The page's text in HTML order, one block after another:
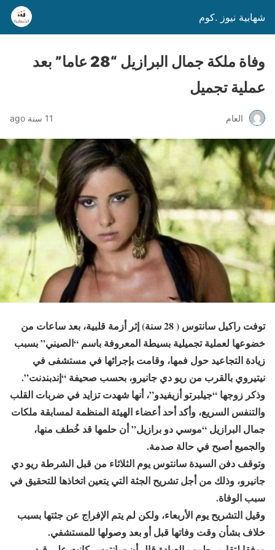
شهابية نيوز .كوم
وفاة ملكة جمال البرازيل “28 عاما” بعد
عملية تجميل
العام 11 سنة ago
توفت راكيل سانتوس ( 28 سنة) إثر أزمة قلبية، بعد ساعات من
خضوعها لعملية تجميلية بسيطة المعروفة باسم “الصيني” بسبب
زيادة التجاعيد حول فمها، وقامت بإجرائها في مستشفى في
نيتيروي بالقرب من ريو دي جانيرو، بحسب صحيفة “إندبندنت”.
وذكر زوجها “جيلبرتو أزيفيدو”، أنها شهدت تزايد في ضربات القلب
والتنفس السريع، وأكد أحد أعضاء الهيئة المنظمة لمسابقة ملكات
جمال البرازيل “موسي دو برازيل” أن حلمها قد خُطف منها،
والجميع أصبح في حالة صدمة.
وتوقف دفن السيدة سانتوس يوم الثلاثاء من قبل الشرطة ريو دي
جانيرو، وذلك من أجل تشريح الجثة التي يتعين اتخاذها للتحقيق في
سبب الوفاة.
وقيل التشريح يوم الأربعاء، ولكن لم يتم الإفراج عن جثتها بسبب
خلاف بشأن وقت وفاتها قبل أو بعد وصولها للمستشفي.